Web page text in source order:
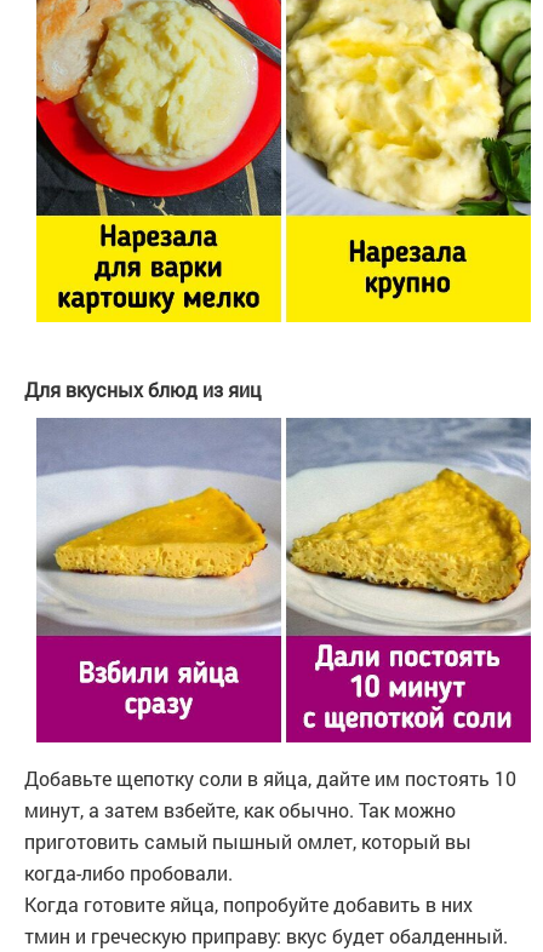
Для вкусных блюд из яиц
Добавьте щепотку соли в яйца, дайте им постоять 10
минут, а затем взбейте, как обычно. Так можно
приготовить самый пышный омлет, который вы
когда-либо пробовали.
Когда готовите яйца, попробуйте добавить в них
тмин и греческую приправу: вкус будет обалденный.